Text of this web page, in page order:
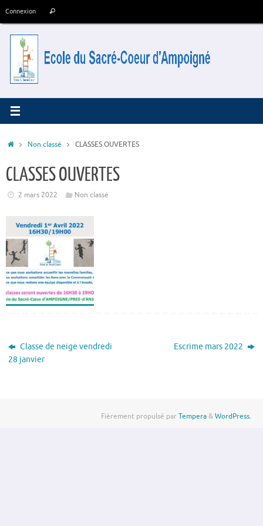
Connexion Rechercher
AccueilNon classé CLASSES OUVERTES
CLASSES OUVERTES
2 mars 2022 Non classé
Classe de neige vendredi
28 janvier
Escrime mars 2022
Fièrement propulsé parTempera&WordPress.